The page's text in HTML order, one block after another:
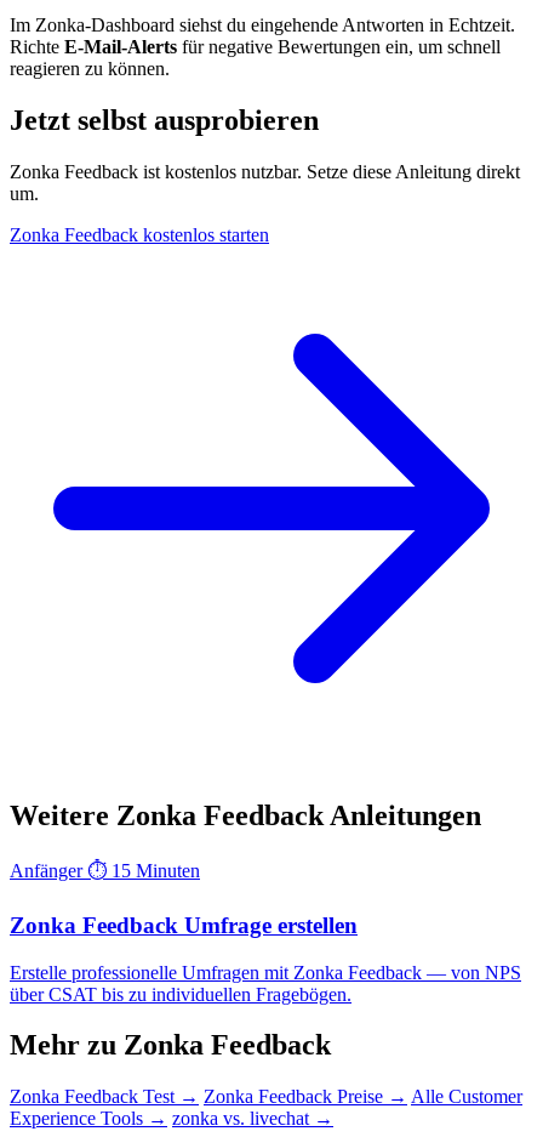
Im Zonka-Dashboard siehst du eingehende Antworten in Echtzeit.
Richte E-Mail-Alerts für negative Bewertungen ein, um schnell
reagieren zu können.
Jetzt selbst ausprobieren
Zonka Feedback ist kostenlos nutzbar. Setze diese Anleitung direkt
um.
Zonka Feedback kostenlos starten
Weitere Zonka Feedback Anleitungen
Anfänger ⏱ 15 Minuten
Zonka Feedback Umfrage erstellen
Erstelle professionelle Umfragen mit Zonka Feedback — von NPS
über CSAT bis zu individuellen Fragebögen.
Mehr zu Zonka Feedback
Zonka Feedback Test → Zonka Feedback Preise → Alle Customer
Experience Tools → zonka vs. livechat →